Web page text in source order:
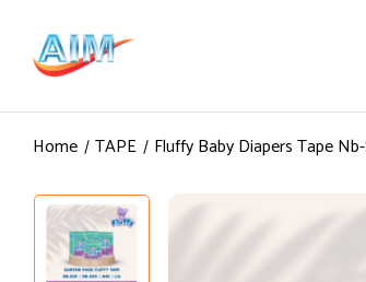
Home TAPE Fluffy Baby Diapers Tape